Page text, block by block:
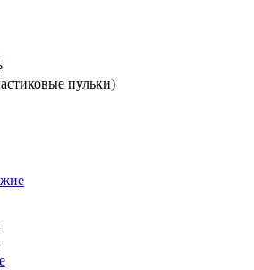
пульки)